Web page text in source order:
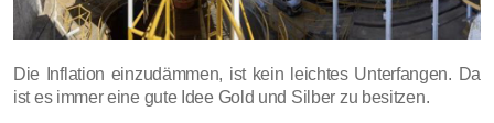
Die Inflation einzudämmen, ist kein leichtes Unterfangen. Da
ist es immer eine gute Idee Gold und Silber zu besitzen.